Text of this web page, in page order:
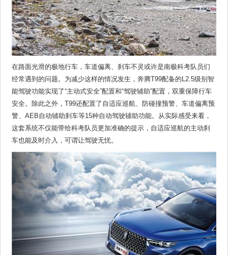
在路面光滑的极地行车，车道偏离、刹车不灵或许是南极科考队员们
经常遇到的问题。为减少这样的情况发生，奔腾T99配备的L2.5级别智
能驾驶功能实现了“主动式安全”配置和“驾驶辅助”配置，双重保障行车
安全。除此之外，T99还配置了自适应巡航、防碰撞预警、车道偏离预
警、AEB自动辅助刹车等15种自动驾驶辅助功能。从实际感受来看，
这套系统不仅能带给科考队员更加准确的提示，自适应巡航的主动刹
车也能及时介入，可谓让驾驶无忧。